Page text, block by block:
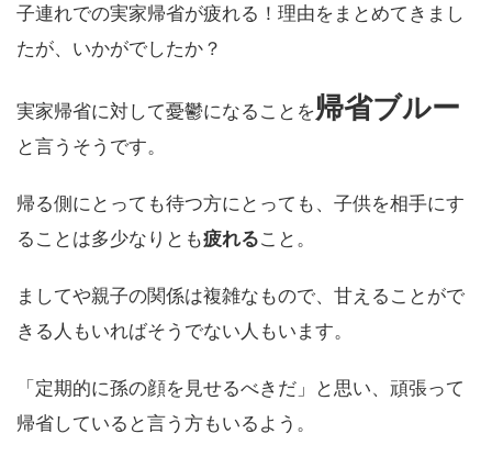
子連れでの実家帰省が疲れる！理由をまとめてきまし
たが、いかがでしたか？
実家帰省に対して憂鬱になることを帰省ブルー
と言うそうです。
帰る側にとっても待つ方にとっても、子供を相手にす
ることは多少なりとも疲れること。
ましてや親子の関係は複雑なもので、甘えることがで
きる人もいればそうでない人もいます。
「定期的に孫の顔を見せるべきだ」と思い、頑張って
帰省していると言う方もいるよう。